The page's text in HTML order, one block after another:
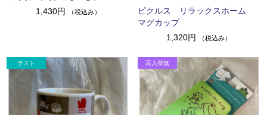
1,430円
（税込み）
ピクルス リラックスホーム
マグカップ
1,320円
（税込み）